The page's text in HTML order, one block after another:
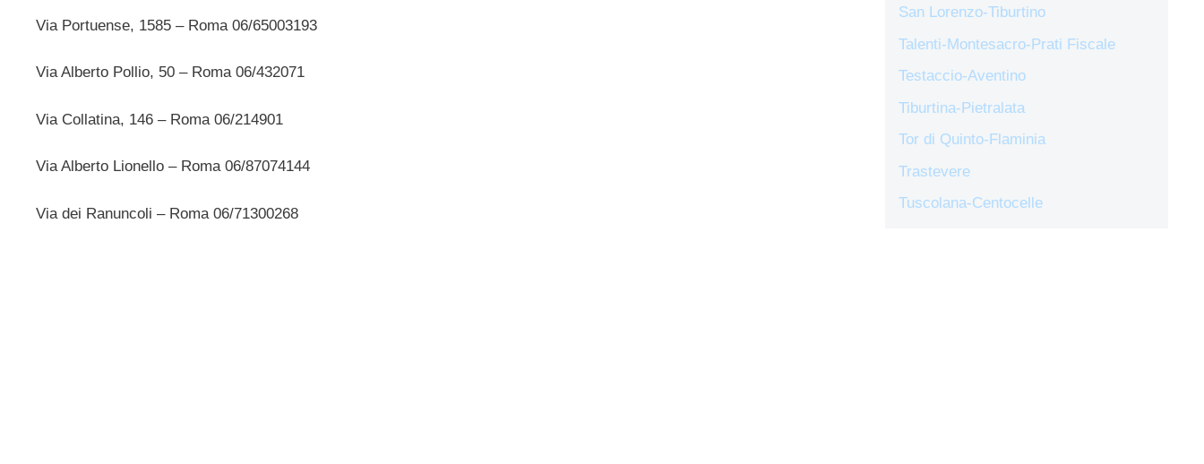
Via Portuense, 1585 – Roma 06/65003193
Via Alberto Pollio, 50 – Roma 06/432071
Via Collatina, 146 – Roma 06/214901
Via Alberto Lionello – Roma 06/87074144
Via dei Ranuncoli – Roma 06/71300268
San Lorenzo-Tiburtino
Talenti-Montesacro-Prati Fiscale
Testaccio-Aventino
Tiburtina-Pietralata
Tor di Quinto-Flaminia
Trastevere
Tuscolana-Centocelle